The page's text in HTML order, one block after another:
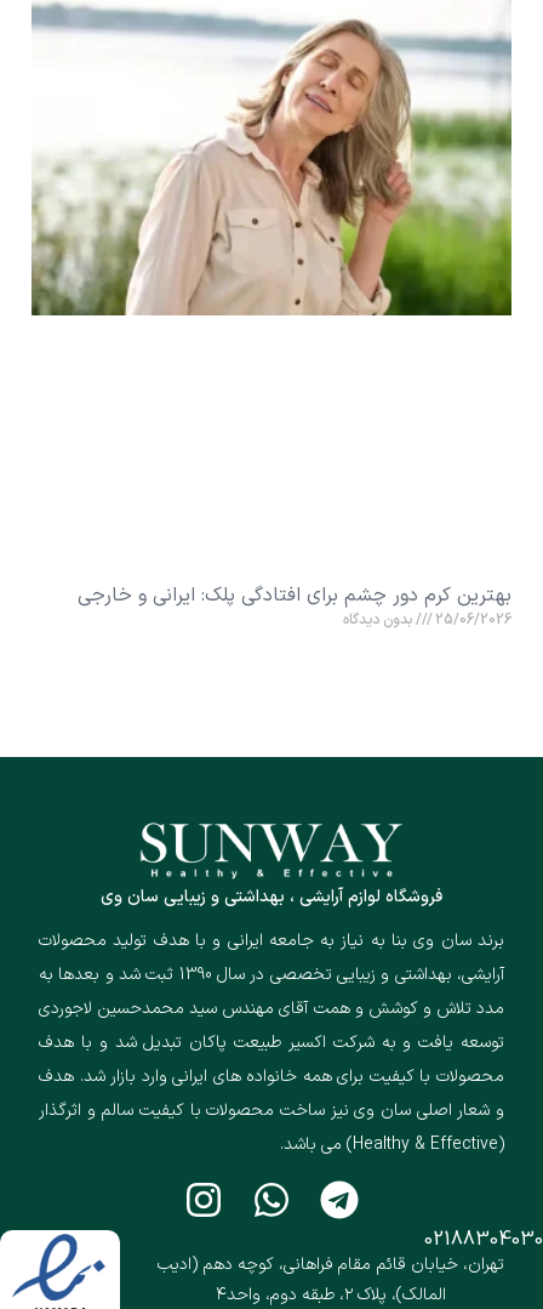
بهترین کرم دور چشم برای افتادگی پلک: ایرانی و خارجی
25/06/2026 بدون دیدگاه
فروشگاه لوازم آرایشی ، بهداشتی و زیبایی سان وی
برند سان وی بنا به نیاز به جامعه ایرانی و با هدف تولید محصولات
آرایشی، بهداشتی و زیبایی تخصصی در سال 1390 ثبت شد و بعدها به
مدد تلاش و کوشش و همت آقای مهندس سید محمدحسین لاجوردی
توسعه یافت و به شرکت اکسیر طبیعت پاکان تبدیل شد و با هدف
محصولات با کیفیت برای همه خانواده های ایرانی وارد بازار شد. هدف
و شعار اصلی سان وی نیز ساخت محصولات با کیفیت سالم و اثرگذار
(Healthy & Effective) می باشد.
02188304030
تهران، خیابان قائم مقام فراهانی، کوچه دهم (ادیب
المالک)، پلاک ۲، طبقه دوم، واحد۴